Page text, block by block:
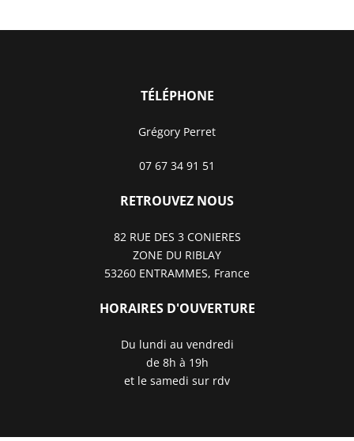
TÉLÉPHONE
Grégory Perret
07 67 34 91 51
RETROUVEZ NOUS
82 RUE DES 3 CONIERES
ZONE DU RIBLAY
53260 ENTRAMMES, France
HORAIRES D'OUVERTURE
Du lundi au vendredi
de 8h à 19h
et le samedi sur rdv